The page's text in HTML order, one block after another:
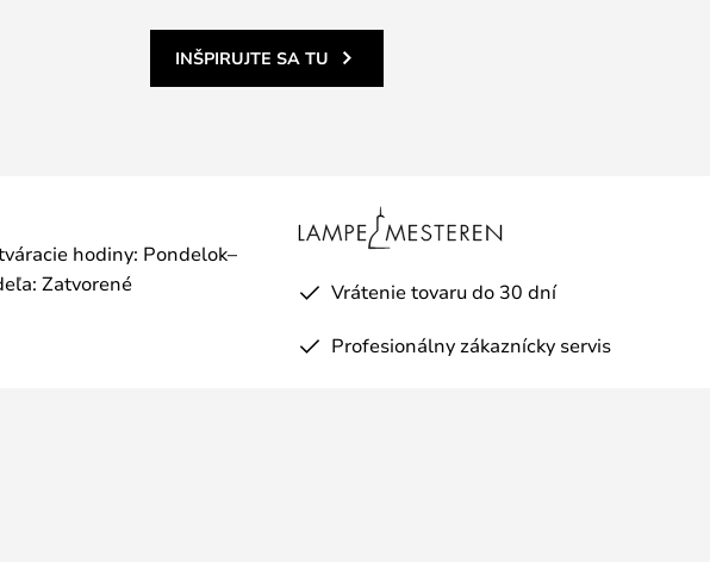
INŠPIRUJTE SA TU
hodiny: Pondelok–
Zatvorené
Vrátenie tovaru do 30 dní
Profesionálny zákaznícky servis